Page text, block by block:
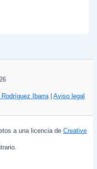
Ibarra| Aviso legal
a una licencia de Creative